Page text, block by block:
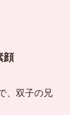
顔
、双子の兄